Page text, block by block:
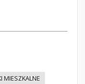
MIESZKALNE